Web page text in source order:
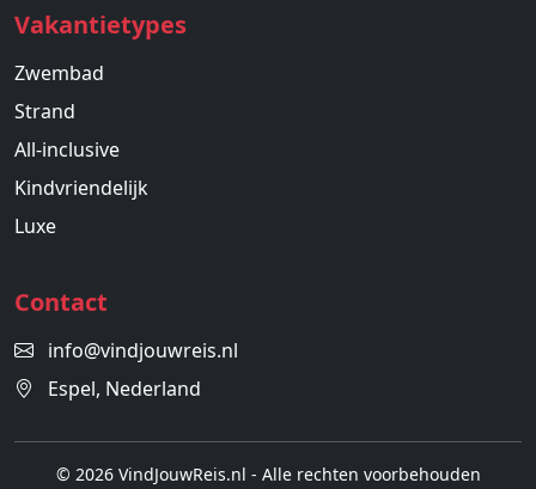
Vakantietypes
Zwembad
Strand
All-inclusive
Kindvriendelijk
Luxe
Contact
info@vindjouwreis.nl
Espel, Nederland
© 2026 VindJouwReis.nl - Alle rechten voorbehouden